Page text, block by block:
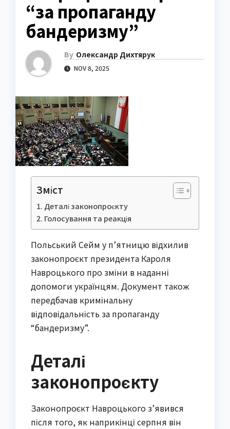
“за пропаганду
бандеризму”
By Олександр Дихтярук
NOV 8, 2025
Зміст
Деталі законопроєкту
Голосування та реакція
Польський Сейм у п’ятницю відхилив
законопроєкт президента Кароля
Навроцького про зміни в наданні
допомоги українцям. Документ також
передбачав кримінальну
відповідальність за пропаганду
“бандеризму”.
Деталі
законопроєкту
Законопроєкт Навроцького з’явився
після того, як наприкінці серпня він